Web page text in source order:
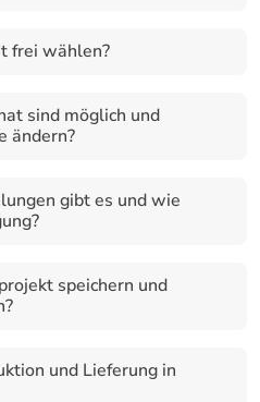
frei wählen?
sind möglich und
ändern?
gibt es und wie
speichern und
und Lieferung in